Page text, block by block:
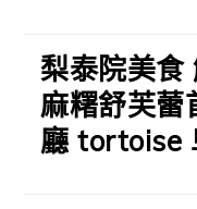
梨泰院美食
麻糬舒芙蕾
廳 tortoise